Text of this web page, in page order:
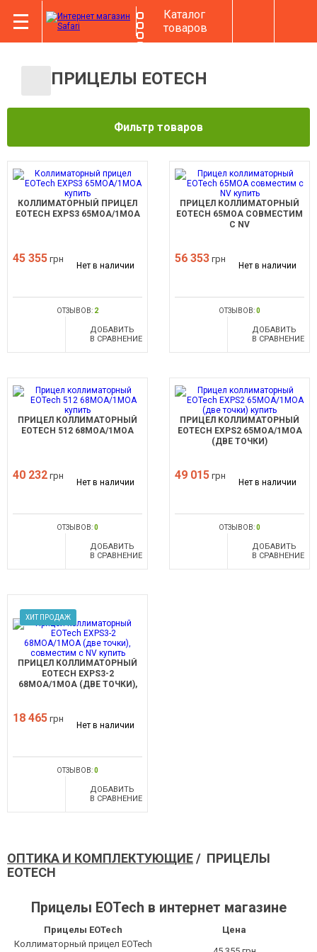
Каталог
товаров
ПРИЦЕЛЫ EOTECH
Фильтр товаров
КОЛЛИМАТОРНЫЙ ПРИЦЕЛ
EOTECH EXPS3 65MOA/1MOA
45 355 грн
Нет в наличии
ОТЗЫВОВ: 2
ДОБАВИТЬ
В СРАВНЕНИЕ
ПРИЦЕЛ КОЛЛИМАТОРНЫЙ
EOTECH 65MOA СОВМЕСТИМ
С NV
56 353 грн
Нет в наличии
ОТЗЫВОВ:0
ДОБАВИТЬ
В СРАВНЕНИЕ
ПРИЦЕЛ КОЛЛИМАТОРНЫЙ
EOTECH 512 68MOA/1MOA
40 232 грн
Нет в наличии
ОТЗЫВОВ:0
ДОБАВИТЬ
В СРАВНЕНИЕ
ПРИЦЕЛ КОЛЛИМАТОРНЫЙ
EOTECH EXPS2 65MOA/1MOA
(ДВЕ ТОЧКИ)
49 015 грн
Нет в наличии
ОТЗЫВОВ:0
ДОБАВИТЬ
В СРАВНЕНИЕ
ХИТ ПРОДАЖ
ПРИЦЕЛ КОЛЛИМАТОРНЫЙ
EOTECH EXPS3-2
68MOA/1MOA (ДВЕ ТОЧКИ),
18 465 грн
Нет в наличии
ОТЗЫВОВ:0
ДОБАВИТЬ
В СРАВНЕНИЕ
ОПТИКА И КОМПЛЕКТУЮЩИЕ/ ПРИЦЕЛЫ
EOTECH
Прицелы EOTech в интернет магазине
Прицелы EOTech
Цена
Коллиматорный прицел EOTech